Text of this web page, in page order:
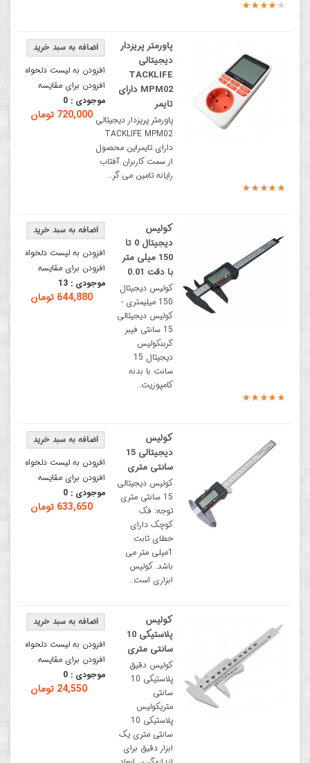
افزودن به لیست دلخواه
افزودن برای مقایسه
موجودی : 0
720,000 تومان
پاورمتر پریزدار
دیجیتالی
TACKLIFE
MPM02 دارای
تایمر
پاورمتر پریزدار دیجیتالی
TACKLIFE MPM02
دارای تایمراین محصول
از سمت کاربران آفتاب
رایانه تامین می گر..
افزودن به لیست دلخواه
افزودن برای مقایسه
موجودی : 13
644,880 تومان
کولیس
دیجیتال 0 تا
150 میلی متر
با دقت 0.01
کولیس دیجیتال
150 میلیمتری -
کولیس دیجیتالی
15 سانتی فیبر
کربنکولیس
دیجیتال 15
سانت با بدنه
کامپوزیت..
افزودن به لیست دلخواه
افزودن برای مقایسه
موجودی : 0
633,650 تومان
کولیس
دیجیتالی 15
سانتی متری
کولیس دیجیتالی
15 سانتی متری
توجه: فک
کوچک دارای
خطای ثابت
1میلی متر می
باشد. کولیس
ابزاری است..
افزودن به لیست دلخواه
افزودن برای مقایسه
موجودی : 0
24,550 تومان
کولیس
پلاستیکی 10
سانتی متری
کولیس دقیق
پلاستیکی 10
سانتی
متریکولیس
پلاستیکی 10
سانتی متری یک
ابزار دقیق برای